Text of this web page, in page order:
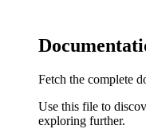
Fetch the complete
Use this file to
exploring further.